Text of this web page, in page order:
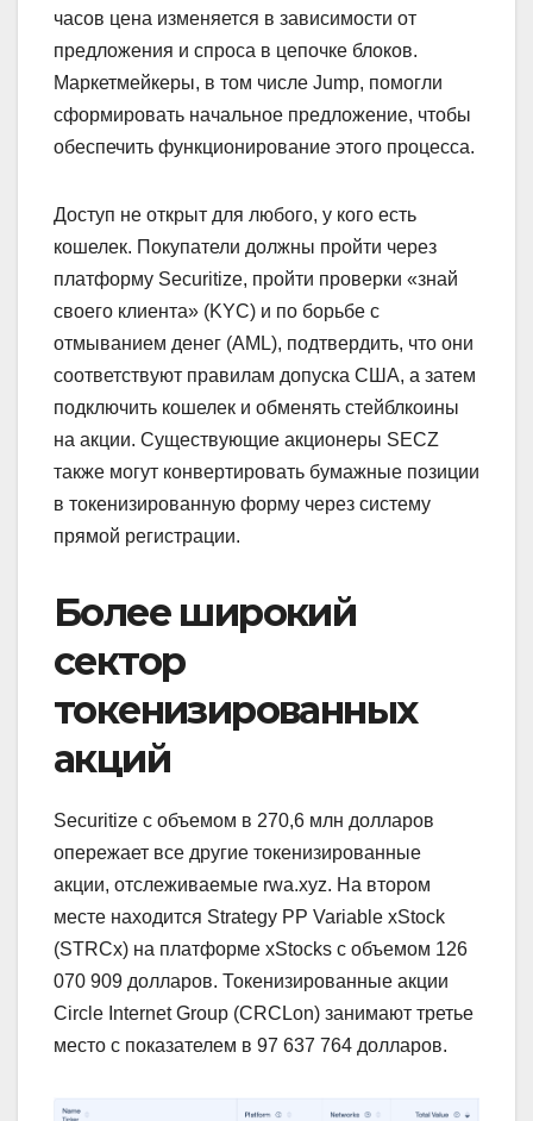
часов цена изменяется в зависимости от
предложения и спроса в цепочке блоков.
Маркетмейкеры, в том числе Jump, помогли
сформировать начальное предложение, чтобы
обеспечить функционирование этого процесса.
Доступ не открыт для любого, у кого есть
кошелек. Покупатели должны пройти через
платформу Securitize, пройти проверки «знай
своего клиента» (KYC) и по борьбе с
отмыванием денег (AML), подтвердить, что они
соответствуют правилам допуска США, а затем
подключить кошелек и обменять стейблкоины
на акции. Существующие акционеры SECZ
также могут конвертировать бумажные позиции
в токенизированную форму через систему
прямой регистрации.
Более широкий
сектор
токенизированных
акций
Securitize с объемом в 270,6 млн долларов
опережает все другие токенизированные
акции, отслеживаемые rwa.xyz. На втором
месте находится Strategy PP Variable xStock
(STRCx) на платформе xStocks с объемом 126
070 909 долларов. Токенизированные акции
Circle Internet Group (CRCLon) занимают третье
место с показателем в 97 637 764 долларов.